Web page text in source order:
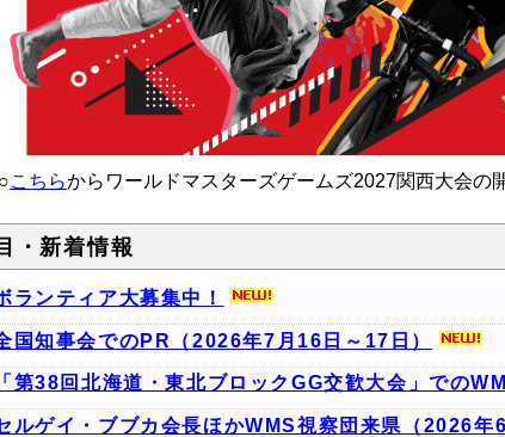
こちらからワールドマスターズゲームズ2027関西大会の
・新着情報
ランティア大募集中！
国知事会でのPR（2026年7月16日～17日）
第38回北海道・東北ブロックGG交歓大会」での
ルゲイ・ブブカ会長ほかWMS視察団来県（2026年